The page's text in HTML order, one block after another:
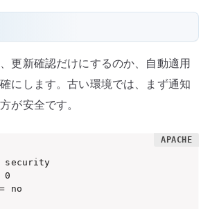
更新確認だけにするのか、自動適用
にします。古い環境では、まず通知
が安全です。
security
0
no